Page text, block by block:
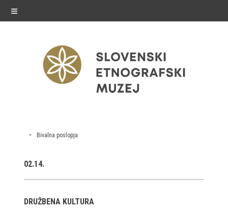
≡
razstave
Občasne razstave
Gostovanja
Bivalna poslopja
02.14.
DRUŽBENA KULTURA